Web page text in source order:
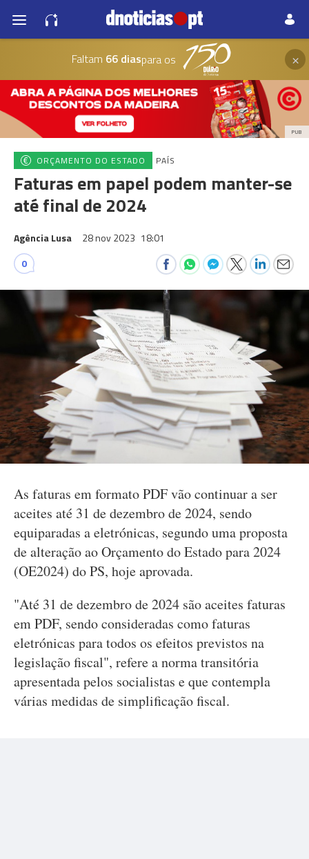
Faltam 66 diaspara os ×
PUB
ORÇAMENTO DO ESTADO PAÍS
Faturas em papel podem manter-se
até final de 2024
Agência Lusa 28 nov 2023 18:01
0
As faturas em formato PDF vão continuar a ser
aceites até 31 de dezembro de 2024, sendo
equiparadas a eletrónicas, segundo uma proposta
de alteração ao Orçamento do Estado para 2024
(OE2024) do PS, hoje aprovada.
"Até 31 de dezembro de 2024 são aceites faturas
em PDF, sendo consideradas como faturas
eletrónicas para todos os efeitos previstos na
legislação fiscal", refere a norma transitória
apresentada pelos socialistas e que contempla
várias medidas de simplificação fiscal.